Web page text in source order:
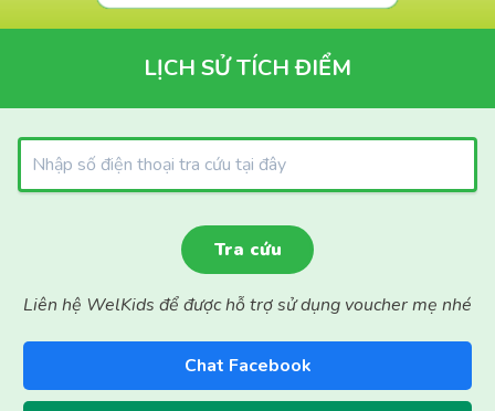
Liên hệ WelKids để được hỗ trợ sử dụng voucher mẹ nhé
Liên hệ Zalo
Chat Facebook